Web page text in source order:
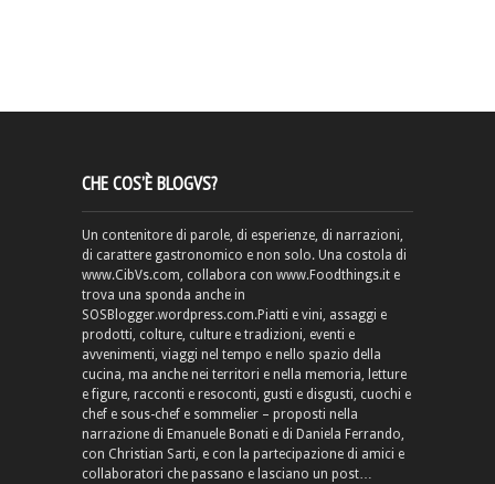
CHE COS’È BLOGVS?
Un contenitore di parole, di esperienze, di narrazioni,
di carattere gastronomico e non solo. Una costola di
www.CibVs.com, collabora con www.Foodthings.it e
trova una sponda anche in
SOSBlogger.wordpress.com.Piatti e vini, assaggi e
prodotti, colture, culture e tradizioni, eventi e
avvenimenti, viaggi nel tempo e nello spazio della
cucina, ma anche nei territori e nella memoria, letture
e figure, racconti e resoconti, gusti e disgusti, cuochi e
chef e sous-chef e sommelier – proposti nella
narrazione di Emanuele Bonati e di Daniela Ferrando,
con Christian Sarti, e con la partecipazione di amici e
collaboratori che passano e lasciano un post…